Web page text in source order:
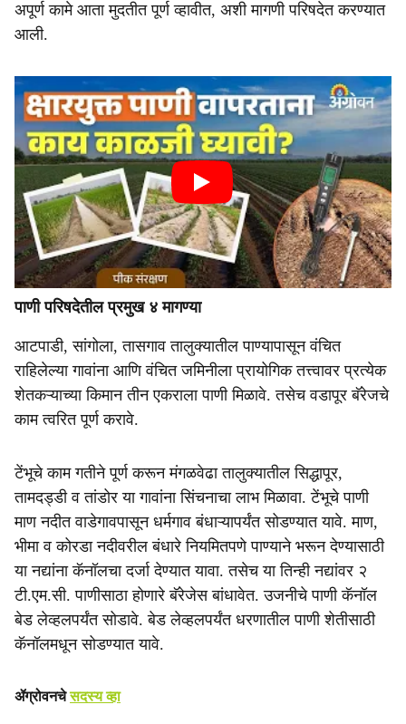
अपूर्ण कामे आता मुदतीत पूर्ण व्हावीत, अशी मागणी परिषदेत करण्यात
आली.
पाणी परिषदेतील प्रमुख ४ मागण्या
आटपाडी, सांगोला, तासगाव तालुक्यातील पाण्यापासून वंचित
राहिलेल्या गावांना आणि वंचित जमिनीला प्रायोगिक तत्त्वावर प्रत्येक
शेतकऱ्याच्या किमान तीन एकराला पाणी मिळावे. तसेच वडापूर बॅरेजचे
काम त्वरित पूर्ण करावे.
टेंभूचे काम गतीने पूर्ण करून मंगळवेढा तालुक्यातील सिद्धापूर,
तामदड्डी व तांडोर या गावांना सिंचनाचा लाभ मिळावा. टेंभूचे पाणी
माण नदीत वाडेगावपासून धर्मगाव बंधाऱ्यापर्यंत सोडण्यात यावे. माण,
भीमा व कोरडा नदीवरील बंधारे नियमितपणे पाण्याने भरून देण्यासाठी
या नद्यांना कॅनॉलचा दर्जा देण्यात यावा. तसेच या तिन्ही नद्यांवर २
टी.एम.सी. पाणीसाठा होणारे बॅरेजेस बांधावेत. उजनीचे पाणी कॅनॉल
बेड लेव्हलपर्यंत सोडावे. बेड लेव्हलपर्यंत धरणातील पाणी शेतीसाठी
कॅनॉलमधून सोडण्यात यावे.
ॲग्रोवनचेसदस्य व्हा